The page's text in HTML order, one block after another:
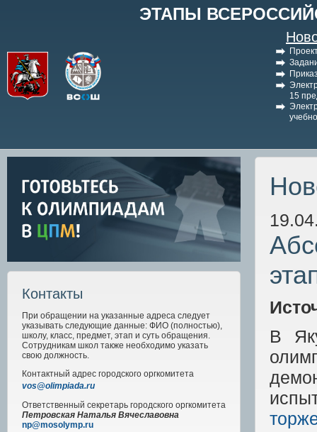
ЭТАПЫ
15
Контакты
При обращении на указанные адреса следует
указывать следующие данные: ФИО (полностью),
школу, класс, предмет, этап и суть обращения.
Сотрудникам школ также необходимо указать
свою должность.
Контактный адрес городского оргкомитета
vos@olimpiada.ru
Ответственный секретарь городского оргкомитета
Петровская Наталья Вячеславовна
np@mosolymp.ru
В